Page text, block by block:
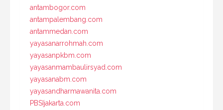
antambogor.com
antampalembang.com
antammedan.com
yayasanarrohmah.com
yayasanpkbm.com
yayasanmambaulirsyad.com
yayasanabm.com
yayasandharmawanita.com
PBSIjakarta.com